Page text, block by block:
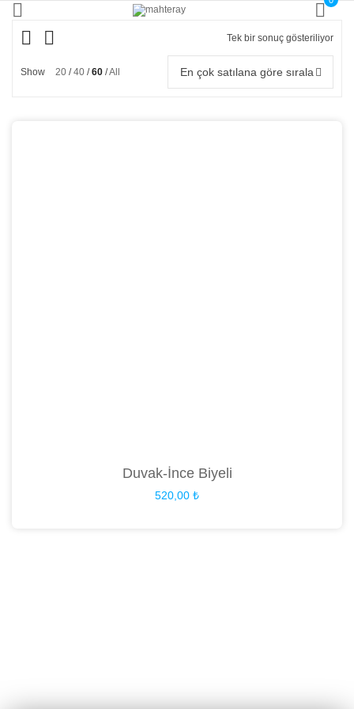
Tek bir sonuç gösteriliyor
Show 20 40 60 All En çok satılana göre sırala
Duvak-İnce Biyeli
520,00 ₺